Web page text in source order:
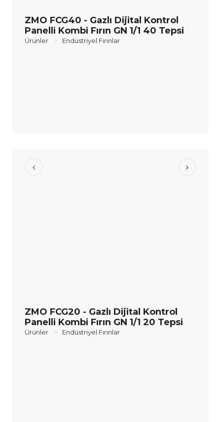
ZMO FCG40 - Gazlı Dijital Kontrol
Panelli Kombi Fırın GN 1/1 40 Tepsi
Ürünler Endüstriyel Fırınlar
ZMO FCG20 - Gazlı Dijital Kontrol
Panelli Kombi Fırın GN 1/1 20 Tepsi
Ürünler Endüstriyel Fırınlar